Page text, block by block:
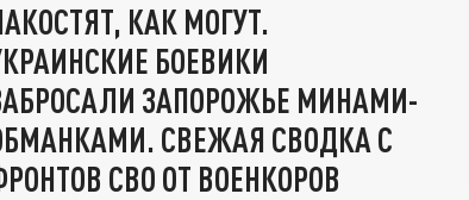
КАК МОГУТ.
БОЕВИКИ
ЗАПОРОЖЬЕ МИНАМИ-
СВЕЖАЯ СВОДКА С
СВО ОТ ВОЕНКОРОВ